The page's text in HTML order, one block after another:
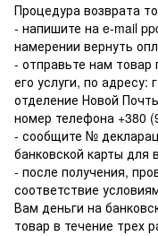
Процедура возврата
- напишите на e-mail
намерении вернуть
- отправьте нам товар
его услуги, по адресу:
отделение Новой
номер телефона +380
- сообщите №
банковской карты для
- после получения,
соответствие
Вам деньги на
товар в течение трех